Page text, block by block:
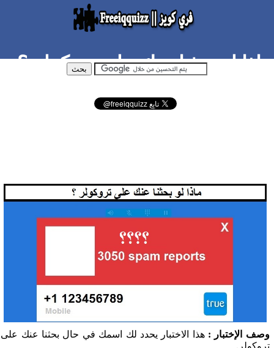
ماذا لو بحثنا عنك على تروكولر ؟
وصف الإختبار :هذا الاختبار يحدد لك اسمك في حال بحثنا عنك على
تروكولر.